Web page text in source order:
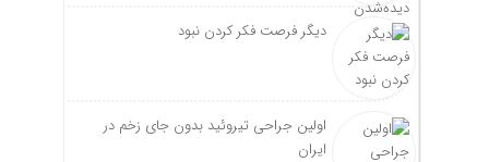
دیگر فرصت فکر کردن نبود
اولین جراحی تیروئید بدون جای زخم در
ایران